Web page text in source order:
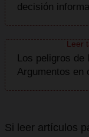
decisión
Los peligros de
Argumentos en
Si leer artículos